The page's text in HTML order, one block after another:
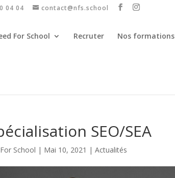
04 04 contact@nfs.school
For School Recruter Nos formations
SEO/SEA
School | Mai 10, 2021 |Actualités